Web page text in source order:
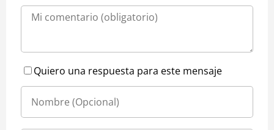
Quiero una respuesta para este mensaje